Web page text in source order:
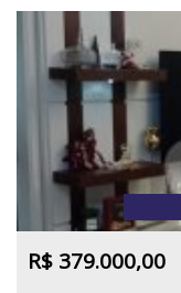
R$ 379.000,00